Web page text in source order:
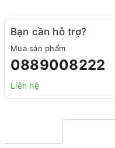
Bạn cần hỗ trợ?
Mua sản phẩm
0889008222
Liên hệ